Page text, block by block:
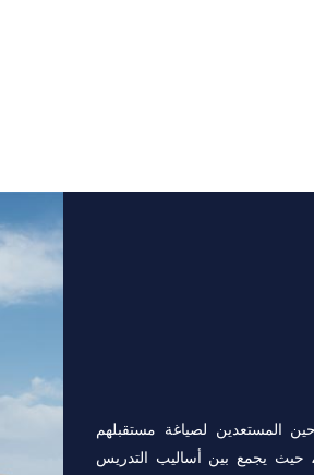
المستعدين لصياغة مستقبلهم
حيث يجمع بين أساليب التدريس